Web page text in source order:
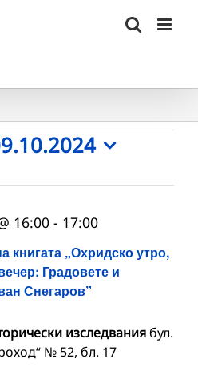
книгата „Охридско утро,
Градовете и
Снегаров”
16:00 - 17:00
изследваниябул.
№ 52, бл. 17